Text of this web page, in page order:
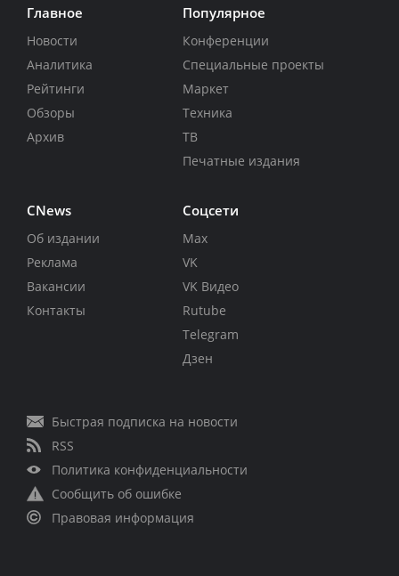
Главное
Новости
Аналитика
Рейтинги
Обзоры
Архив
Популярное
Конференции
Специальные проекты
Маркет
Техника
ТВ
Печатные издания
CNews
Об издании
Реклама
Вакансии
Контакты
Соцсети
Max
VK
VK Видео
Rutube
Telegram
Дзен
Быстрая подписка на новости
RSS
Политика конфиденциальности
Сообщить об ошибке
Правовая информация